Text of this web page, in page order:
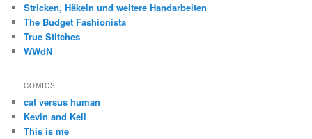
Stricken, Häkeln und weitere Handarbeiten
The Budget Fashionista
True Stitches
WWdN
COMICS
cat versus human
Kevin and Kell
This is me